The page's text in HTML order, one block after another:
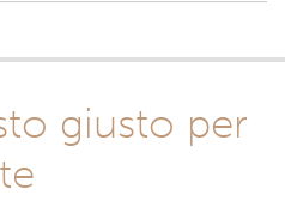
giusto per
te